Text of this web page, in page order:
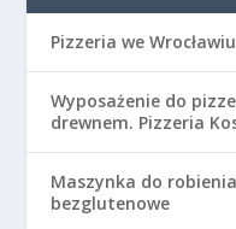
Pizzeria we
Wyposażenie do
drewnem. Pizzeria
Maszynka do
bezglutenowe